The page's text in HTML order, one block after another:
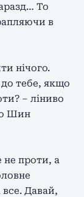
То
в
нічого.
тебе, якщо
– ліниво
Шин
не проти, а
Давай,